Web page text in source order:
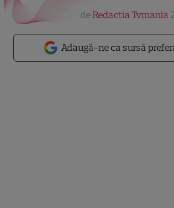
Adaugă-ne ca sursă
deRedactia Tvmania